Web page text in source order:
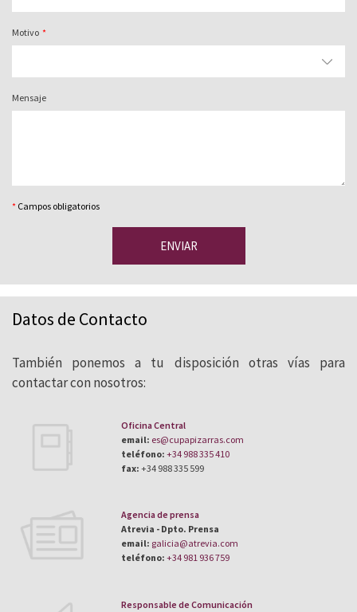
Motivo
Mensaje
* Campos obligatorios
ENVIAR
Datos de Contacto
También ponemos a tu disposición otras vías para
contactar con nosotros:
Oficina Central
email: es@cupapizarras.com
teléfono: +34 988 335 410
fax: +34 988 335 599
Agencia de prensa
Atrevia - Dpto. Prensa
email: galicia@atrevia.com
teléfono: +34 981 936 759
Responsable de Comunicación